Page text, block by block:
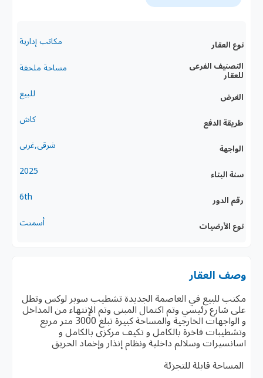
نوع العقار مكاتب إدارية
التصنيف الفرعى
للعقار
مساحة ملحقة
الغرض للبيع
طريقة الدفع كاش
الواجهة شرقى,غربى
سنة البناء 2025
رقم الدور 6th
نوع الأرضيات أسمنت
وصف العقار
مكتب للبيع في العاصمة الجديدة تشطيب سوبر لوكس وتطل
على شارع رئيسي وتم اكتمال المبنى وتم الإنتهاء من المداخل
و الواجهات الخارجية والمساحة كبيرة تبلغ 3000 متر مربع
وتشطيبات فاخرة بالكامل و تكيف مركزى بالكامل و
اسانسيرات وسلالم داخلية ونظام إنذار وإخماد الحريق
المساحة قابلة للتجزئة